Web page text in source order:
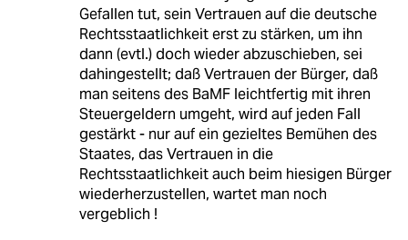
Gefallen tut, sein Vertrauen auf die deutsche
Rechtsstaatlichkeit erst zu stärken, um ihn
dann (evtl.) doch wieder abzuschieben, sei
dahingestellt; daß Vertrauen der Bürger, daß
man seitens des BaMF leichtfertig mit ihren
Steuergeldern umgeht, wird auf jeden Fall
gestärkt - nur auf ein gezieltes Bemühen des
Staates, das Vertrauen in die
Rechtsstaatlichkeit auch beim hiesigen Bürger
wiederherzustellen, wartet man noch
vergeblich !